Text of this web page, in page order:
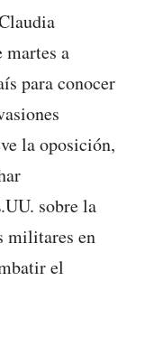
martes a
para conocer
la oposición,
sobre la
militares en
el